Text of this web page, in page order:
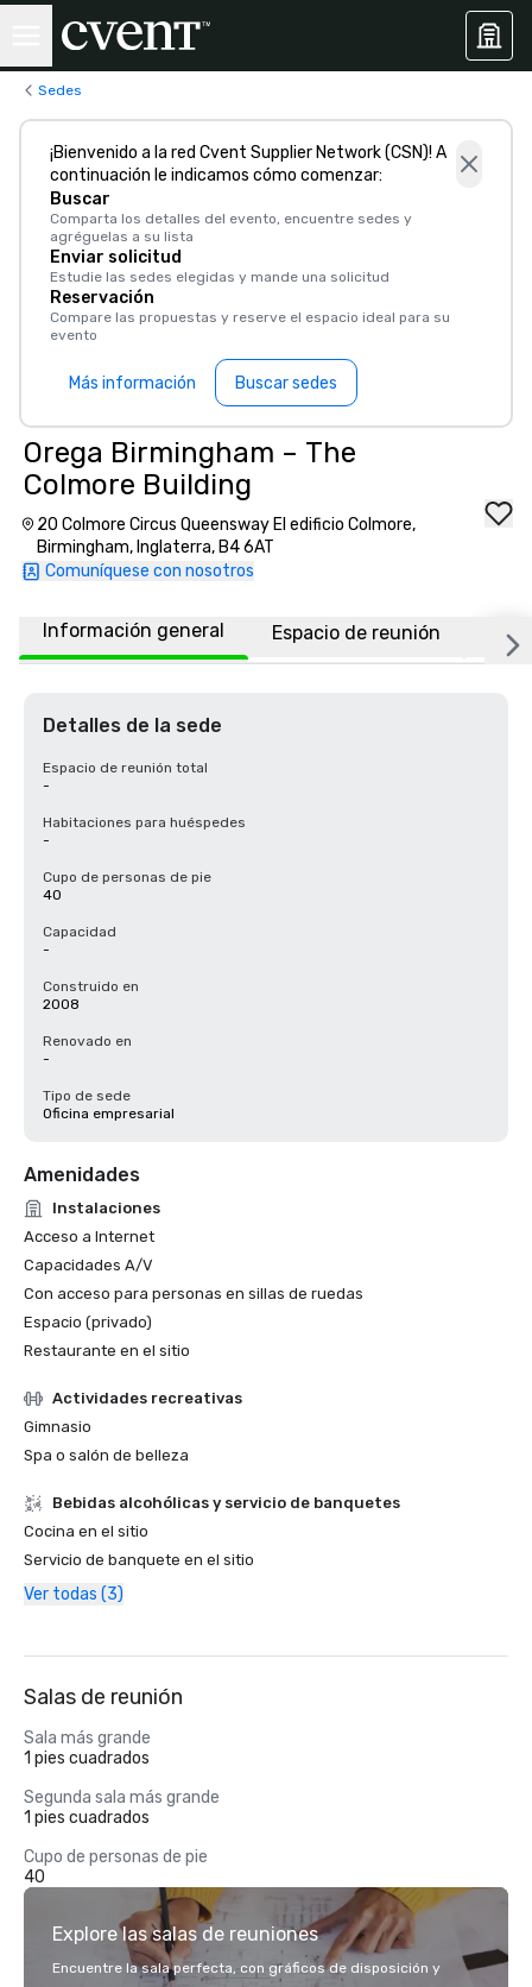
Sedes
¡Bienvenido a la red Cvent Supplier Network (CSN)! A
continuación le indicamos cómo comenzar:
Buscar
Comparta los detalles del evento, encuentre sedes y
agréguelas a su lista
Enviar solicitud
Estudie las sedes elegidas y mande una solicitud
Reservación
Compare las propuestas y reserve el espacio ideal para su
evento
Más información Buscar sedes
Orega Birmingham – The
Colmore Building
20 Colmore Circus Queensway El edificio Colmore,
Birmingham, Inglaterra, B4 6AT
Comuníquese con nosotros
Información general Espacio de reunión
Detalles de la sede
Espacio de reunión total
-
Habitaciones para huéspedes
-
Cupo de personas de pie
40
Capacidad
-
Construido en
2008
Renovado en
-
Tipo de sede
Oficina empresarial
Amenidades
Instalaciones
Acceso a Internet
Capacidades A/V
Con acceso para personas en sillas de ruedas
Espacio (privado)
Restaurante en el sitio
Actividades recreativas
Gimnasio
Spa o salón de belleza
Bebidas alcohólicas y servicio de banquetes
Cocina en el sitio
Servicio de banquete en el sitio
Ver todas (3)
Salas de reunión
Sala más grande
1 pies cuadrados
Segunda sala más grande
1 pies cuadrados
Cupo de personas de pie
40
Explore las salas de reuniones
Encuentre la sala perfecta, con gráficos de disposición y